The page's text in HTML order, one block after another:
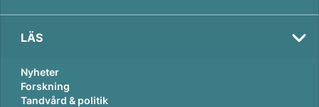
LÄS
Nyheter
Forskning
Tandvård & politik